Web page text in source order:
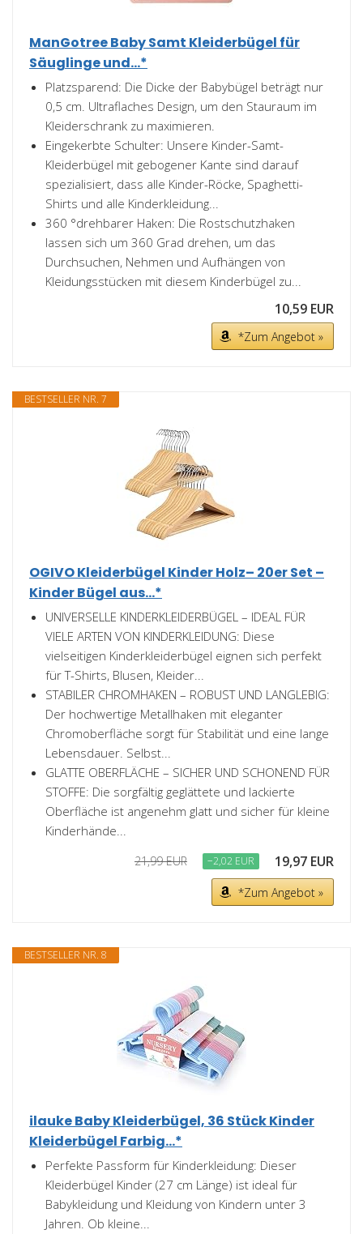
ManGotree Baby Samt Kleiderbügel für
Säuglinge und...*
Platzsparend: Die Dicke der Babybügel beträgt nur
0,5 cm. Ultraflaches Design, um den Stauraum im
Kleiderschrank zu maximieren.
Eingekerbte Schulter: Unsere Kinder-Samt-
Kleiderbügel mit gebogener Kante sind darauf
spezialisiert, dass alle Kinder-Röcke, Spaghetti-
Shirts und alle Kinderkleidung...
360 °drehbarer Haken: Die Rostschutzhaken
lassen sich um 360 Grad drehen, um das
Durchsuchen, Nehmen und Aufhängen von
Kleidungsstücken mit diesem Kinderbügel zu...
10,59 EUR
*Zum Angebot »
BESTSELLER NR. 7
OGIVO Kleiderbügel Kinder Holz– 20er Set –
Kinder Bügel aus...*
UNIVERSELLE KINDERKLEIDERBÜGEL – IDEAL FÜR
VIELE ARTEN VON KINDERKLEIDUNG: Diese
vielseitigen Kinderkleiderbügel eignen sich perfekt
für T-Shirts, Blusen, Kleider...
STABILER CHROMHAKEN – ROBUST UND LANGLEBIG:
Der hochwertige Metallhaken mit eleganter
Chromoberfläche sorgt für Stabilität und eine lange
Lebensdauer. Selbst...
GLATTE OBERFLÄCHE – SICHER UND SCHONEND FÜR
STOFFE: Die sorgfältig geglättete und lackierte
Oberfläche ist angenehm glatt und sicher für kleine
Kinderhände...
21,99 EUR −2,02 EUR 19,97 EUR
*Zum Angebot »
BESTSELLER NR. 8
ilauke Baby Kleiderbügel, 36 Stück Kinder
Kleiderbügel Farbig...*
Perfekte Passform für Kinderkleidung: Dieser
Kleiderbügel Kinder (27 cm Länge) ist ideal für
Babykleidung und Kleidung von Kindern unter 3
Jahren. Ob kleine...